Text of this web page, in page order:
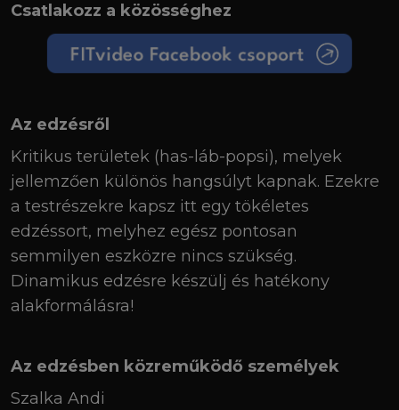
Csatlakozz a közösséghez
Az edzésről
Kritikus területek (has-láb-popsi), melyek
jellemzően különös hangsúlyt kapnak. Ezekre
a testrészekre kapsz itt egy tökéletes
edzéssort, melyhez egész pontosan
semmilyen eszközre nincs szükség.
Dinamikus edzésre készülj és hatékony
alakformálásra!
Az edzésben közreműködő személyek
Szalka Andi